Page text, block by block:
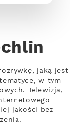
jaką jest
w tym
Telewizja,
jakości bez